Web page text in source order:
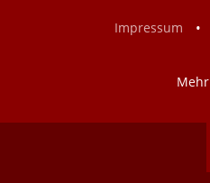
Impressum
•
Mehr